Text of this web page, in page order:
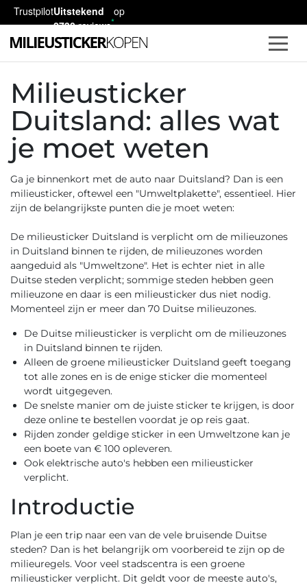
TrustpilotUitstekend
2730reviews
op
Milieusticker
Duitsland: alles wat
je moet weten
Ga je binnenkort met de auto naar Duitsland? Dan is een
milieusticker, oftewel een "Umweltplakette", essentieel. Hier
zijn de belangrijkste punten die je moet weten:
De milieusticker Duitsland is verplicht om de milieuzones
in Duitsland binnen te rijden, de milieuzones worden
aangeduid als "Umweltzone". Het is echter niet in alle
Duitse steden verplicht; sommige steden hebben geen
milieuzone en daar is een milieusticker dus niet nodig.
Momenteel zijn er meer dan 70 Duitse milieuzones.
De Duitse milieusticker is verplicht om de milieuzones
in Duitsland binnen te rijden.
Alleen de groene milieusticker Duitsland geeft toegang
tot alle zones en is de enige sticker die momenteel
wordt uitgegeven.
De snelste manier om de juiste sticker te krijgen, is door
deze online te bestellen voordat je op reis gaat.
Rijden zonder geldige sticker in een Umweltzone kan je
een boete van € 100 opleveren.
Ook elektrische auto's hebben een milieusticker
verplicht.
Introductie
Plan je een trip naar een van de vele bruisende Duitse
steden? Dan is het belangrijk om voorbereid te zijn op de
milieuregels. Voor veel stadscentra is een groene
milieusticker verplicht. Dit geldt voor de meeste auto's,